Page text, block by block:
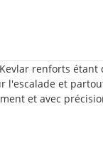
renforts
l'escalade et
et avec